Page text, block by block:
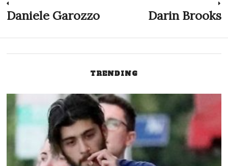
Indlægsnavigation
Previous
Daniele Garozzo Darin Brooks
TRENDING